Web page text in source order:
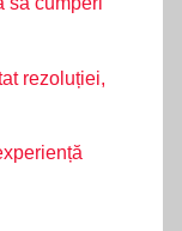
rezoluției,